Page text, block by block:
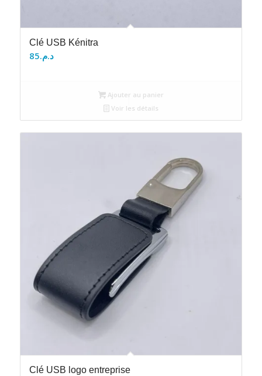
Clé USB Kénitra
د.م.85
Ajouter au panier
Voir les détails
Clé USB logo entreprise